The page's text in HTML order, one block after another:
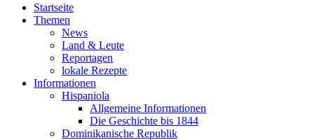
Startseite
Themen
News
Land & Leute
Reportagen
lokale Rezepte
Informationen
Hispaniola
Allgemeine Informationen
Die Geschichte bis 1844
Dominikanische Republik